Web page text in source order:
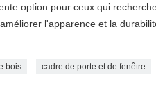
option pour ceux qui
l'apparence et la
bois cadre de porte et de fenêtre